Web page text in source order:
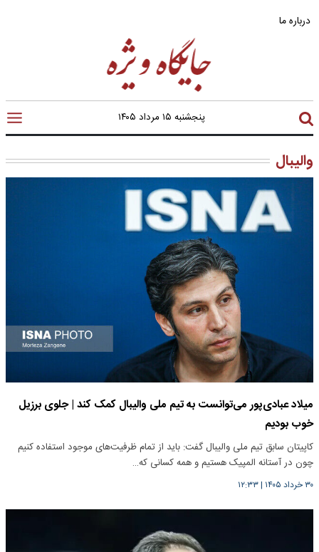
درباره ما
پنجشنبه ۱۵ مرداد ۱۴۰۵
والیبال
میلاد عبادی‌پور می‌توانست به تیم ملی والیبال کمک کند | جلوی برزیل
خوب بودیم
کاپیتان سابق تیم ملی والیبال گفت: باید از تمام ظرفیت‌های موجود استفاده کنیم
چون در آستانه المپیک هستیم و همه کسانی که…
۳۰ خرداد ۱۴۰۵ |۱۲:۳۳